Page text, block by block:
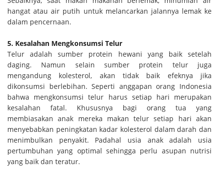
hangat atau air putih untuk melancarkan jalannya lemak ke
dalam pencernaan.
5. Kesalahan Mengkonsumsi Telur
Telur adalah sumber protein hewani yang baik setelah
daging. Namun selain sumber protein telur juga
mengandung kolesterol, akan tidak baik efeknya jika
dikonsumsi berlebihan. Seperti anggapan orang Indonesia
bahwa mengkonsumsi telur harus setiap hari merupakan
kesalahan fatal. Khususnya bagi orang tua yang
membiasakan anak mereka makan telur setiap hari akan
menyebabkan peningkatan kadar kolesterol dalam darah dan
menimbulkan penyakit. Padahal usia anak adalah usia
pertumbuhan yang optimal sehingga perlu asupan nutrisi
yang baik dan teratur.